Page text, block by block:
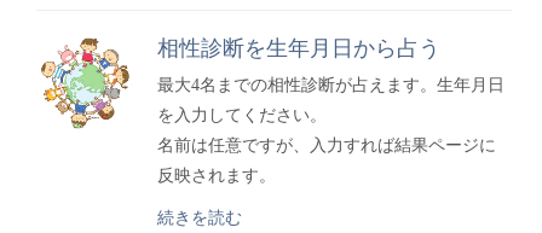
相性診断を生年月日から占う
最大4名までの相性診断が占えます。生年月日
を入力してください。
名前は任意ですが、入力すれば結果ページに
反映されます。
続きを読む